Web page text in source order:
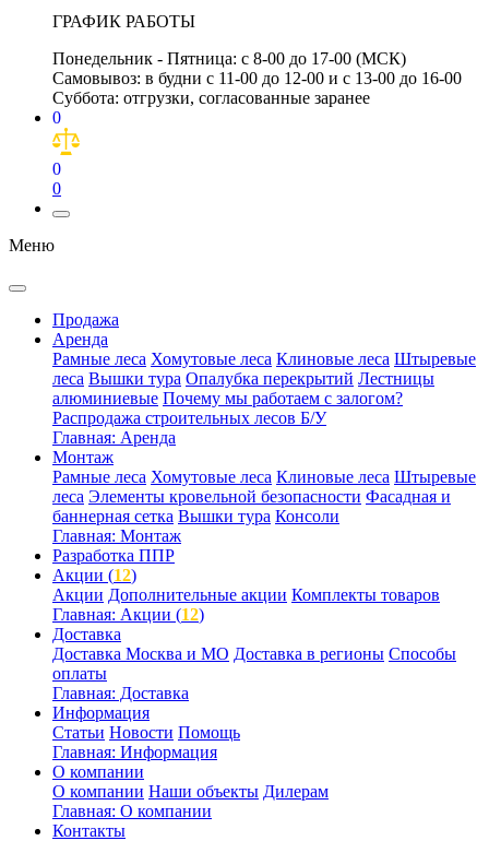
ГРАФИК РАБОТЫ
Понедельник - Пятница: с 8-00 до 17-00 (МСК)
Самовывоз: в будни с 11-00 до 12-00 и с 13-00 до 16-00
Суббота: отгрузки, согласованные заранее
0
0
0
Меню
Продажа
Аренда
Рамные леса Хомутовые леса Клиновые леса Штыревые
леса Вышки тура Опалубка перекрытий Лестницы
алюминиевые Почему мы работаем с залогом?
Распродажа строительных лесов Б/У
Главная: Аренда
Монтаж
Рамные леса Хомутовые леса Клиновые леса Штыревые
леса Элементы кровельной безопасности Фасадная и
баннерная сетка Вышки тура Консоли
Главная: Монтаж
Разработка ППР
Акции (12)
Акции Дополнительные акции Комплекты товаров
Главная: Акции (12)
Доставка
Доставка Москва и МО Доставка в регионы Способы
оплаты
Главная: Доставка
Информация
Статьи Новости Помощь
Главная: Информация
О компании
О компании Наши объекты Дилерам
Главная: О компании
Контакты